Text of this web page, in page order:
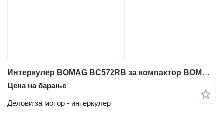
Интеркулер BOMAG BC572RB за компактор BOMAG BC572RB
Цена на барање
Делови за мотор - интеркулер